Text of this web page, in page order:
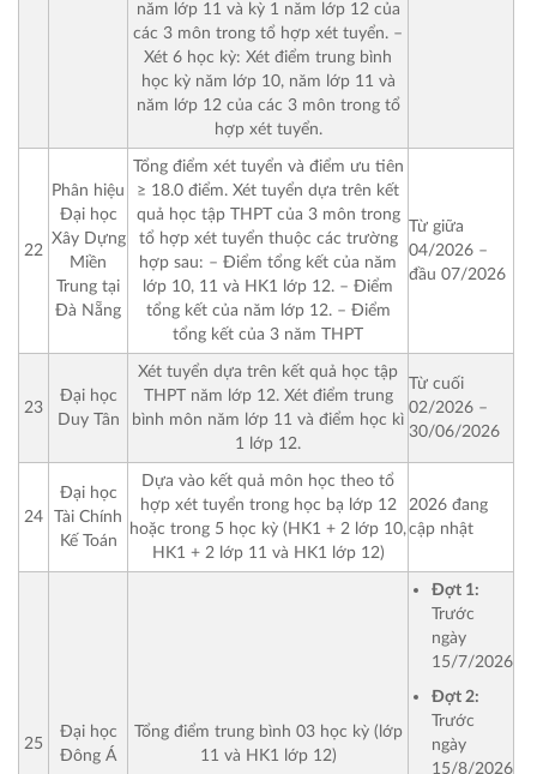
năm lớp 11 và kỳ 1 năm lớp 12 của
các 3 môn trong tổ hợp xét tuyển. –
Xét 6 học kỳ: Xét điểm trung bình
học kỳ năm lớp 10, năm lớp 11 và
năm lớp 12 của các 3 môn trong tổ
hợp xét tuyển.
22
Phân hiệu
Đại học
Xây Dựng
Miền
Trung tại
Đà Nẵng
Tổng điểm xét tuyển và điểm ưu tiên
≥ 18.0 điểm. Xét tuyển dựa trên kết
quả học tập THPT của 3 môn trong
tổ hợp xét tuyển thuộc các trường
hợp sau: – Điểm tổng kết của năm
lớp 10, 11 và HK1 lớp 12. – Điểm
tổng kết của năm lớp 12. – Điểm
tổng kết của 3 năm THPT
Từ giữa
04/2026 –
đầu 07/2026
23
Đại học
Duy Tân
Xét tuyển dựa trên kết quả học tập
THPT năm lớp 12. Xét điểm trung
bình môn năm lớp 11 và điểm học kì
1 lớp 12.
Từ cuối
02/2026 –
30/06/2026
24
Đại học
Tài Chính
Kế Toán
Dựa vào kết quả môn học theo tổ
hợp xét tuyển trong học bạ lớp 12
hoặc trong 5 học kỳ (HK1 + 2 lớp 10,
HK1 + 2 lớp 11 và HK1 lớp 12)
2026 đang
cập nhật
25
Đại học
Đông Á
Tổng điểm trung bình 03 học kỳ (lớp
11 và HK1 lớp 12)
Đợt 1:
Trước
ngày
15/7/2026
Đợt 2:
Trước
ngày
15/8/2026